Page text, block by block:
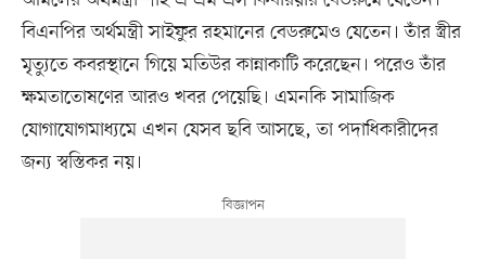
বিএনপির অর্থমন্ত্রী সাইফুর রহমানের বেডরুমেও যেতেন। তাঁর স্ত্রীর
মৃত্যুতে কবরস্থানে গিয়ে মতিউর কান্নাকাটি করেছেন। পরেও তাঁর
ক্ষমতাতোষণের আরও খবর পেয়েছি। এমনকি সামাজিক
যোগাযোগমাধ্যমে এখন যেসব ছবি আসছে, তা পদাধিকারীদের
জন্য স্বস্তিকর নয়।